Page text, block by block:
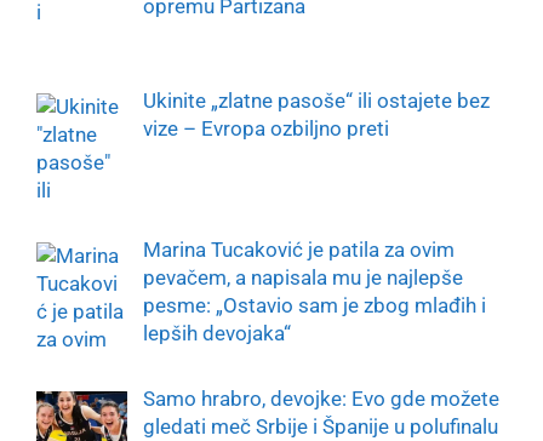
opremu Partizana
Ukinite „zlatne pasoše“ ili ostajete bez
vize – Evropa ozbiljno preti
Marina Tucaković je patila za ovim
pevačem, a napisala mu je najlepše
pesme: „Ostavio sam je zbog mlađih i
lepših devojaka“
Samo hrabro, devojke: Evo gde možete
gledati meč Srbije i Španije u polufinalu